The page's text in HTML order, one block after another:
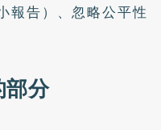
報告）、忽略公平性
分